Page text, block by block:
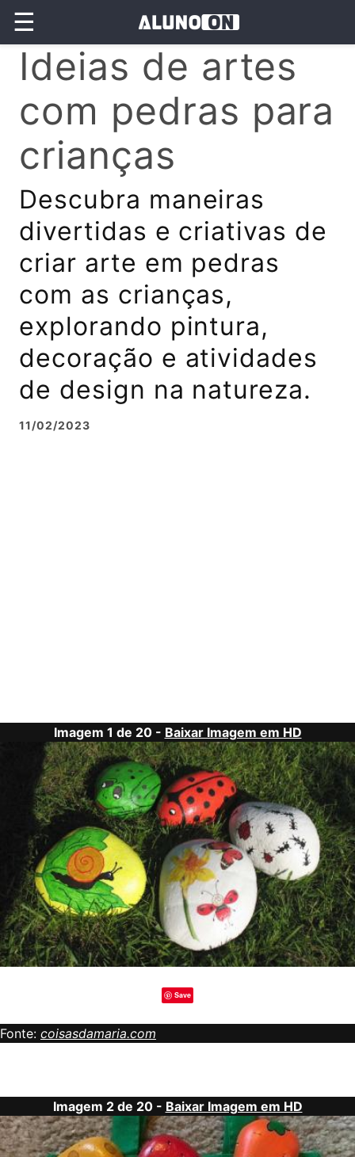
☰
Ideias de artes
com pedras para
crianças
Descubra maneiras
divertidas e criativas de
criar arte em pedras
com as crianças,
explorando pintura,
decoração e atividades
de design na natureza.
11/02/2023
Imagem 1 de 20 - Baixar Imagem em HD
Save
Fonte: coisasdamaria.com
Imagem 2 de 20 - Baixar Imagem em HD